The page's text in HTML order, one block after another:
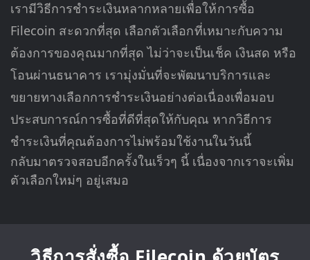
เรามีวิธีการชำระเงินหลากหลายเพื่อให้การซื้อ
Filecoin สะดวกที่สุด เลือกตัวเลือกที่เหมาะกับความ
ต้องการของคุณมากที่สุด ไม่ว่าจะเป็นเช็ค เงินสด หรือ
โอนผ่านธนาคาร เรามุ่งมั่นที่จะพัฒนาบริการและ
ขยายทางเลือกการชำระเงินอย่างต่อเนื่องเพื่อมอบ
ประสบการณ์การซื้อที่ดีที่สุดให้กับคุณ หากวิธีการ
ชำระเงินที่คุณต้องการไม่พร้อมใช้งานในวันนี้
กลับมาตรวจสอบอีกครั้งในเร็วๆ นี้ เนื่องจากเราจะเพิ่ม
ตัวเลือกใหม่ๆ อยู่เสมอ